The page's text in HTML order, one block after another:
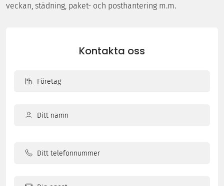
veckan, städning, paket- och posthantering m.m.
Kontakta oss